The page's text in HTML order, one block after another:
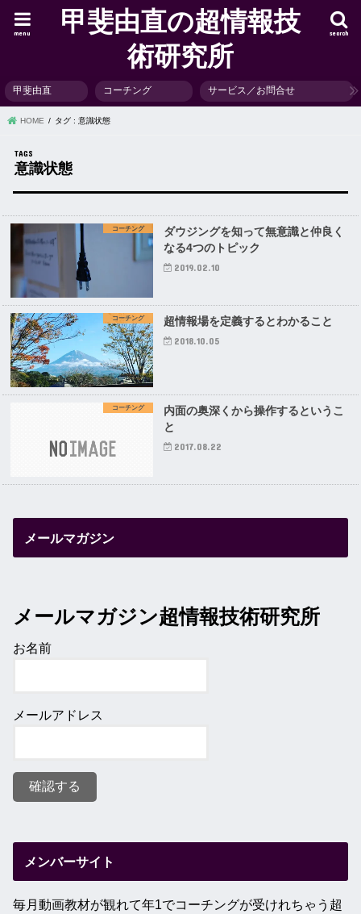
甲斐由直の超情報技
術研究所
search
menu
甲斐由直 コーチング サービス／お問合せ
HOME タグ : 意識状態
意識状態
コーチング
ダウジングを知って無意識と仲良く
なる4つのトピック
2019.02.10
コーチング 超情報場を定義するとわかること
2018.10.05
コーチング
内面の奥深くから操作するというこ
と
2017.08.22
メールマガジン
メールマガジン超情報技術研究所
お名前
メールアドレス
メンバーサイト
毎月動画教材が観れて年1でコーチングが受けれちゃう超